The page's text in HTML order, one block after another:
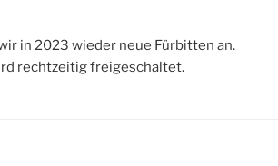
in 2023 wieder neue Fürbitten an.
rechtzeitig freigeschaltet.